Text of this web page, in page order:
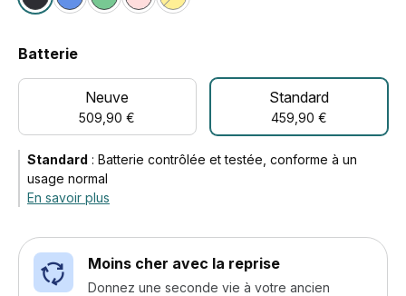
Batterie
Neuve
509,90 €
Standard
459,90 €
Standard : Batterie contrôlée et testée, conforme à un
usage normal
En savoir plus
Moins cher avec la reprise
Donnez une seconde vie à votre ancien